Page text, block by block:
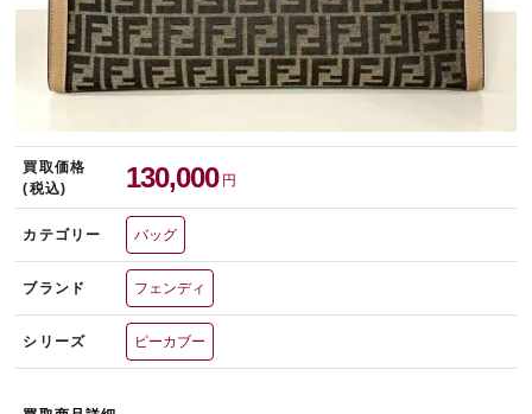
買取価格
(税込)
130,000 円
カテゴリー バッグ
ブランド フェンディ
シリーズ ピーカブー